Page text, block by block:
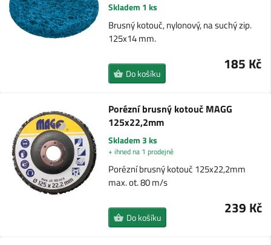
Skladem 1 ks
Brusný kotouč, nylonový, na suchý zip.
125x14 mm.
185 Kč
Do košíku
Porézní brusný kotouč MAGG
125x22,2mm
Skladem 3 ks
+ ihned na 1 prodejně
Porézní brusný kotouč 125x22,2mm
max. ot. 80 m/s
239 Kč
Do košíku